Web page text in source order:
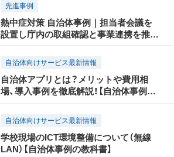
先進事例
熱中症対策 自治体事例｜担当者会議を
設置し庁内の取組確認と事業連携を推
布、独自の熱中症警戒アラートを発表
自治体向けサービス最新情報
自治体アプリとは？メリットや費用相
場、導入事例を徹底解説！【自治体事例の
自治体向けサービス最新情報
学校現場のICT環境整備について（無線
LAN）【自治体事例の教科書】